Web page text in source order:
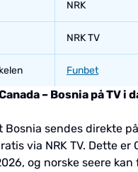
NRK
NRK TV
Funbet
– Bosnia på TV i
Bosnia sendes direkte
via NRK TV. Dette er
og norske seere